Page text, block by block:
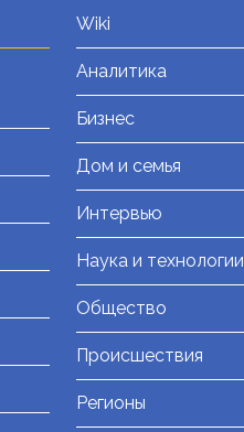
Wiki
Аналитика
Бизнес
Дом и семья
Интервью
Наука и технологии
Общество
Происшествия
Регионы